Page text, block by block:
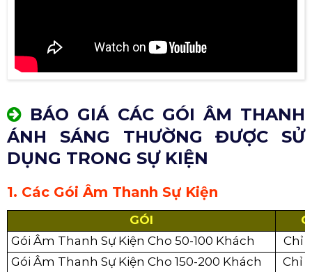
BÁO GIÁ CÁC GÓI ÂM THANH
ÁNH SÁNG THƯỜNG ĐƯỢC SỬ
DỤNG TRONG SỰ KIỆN
1. Các Gói Âm Thanh Sự Kiện
GÓI
Gói Âm Thanh Sự Kiện Cho 50-100 Khách
Chỉ
Gói Âm Thanh Sự Kiện Cho 150-200 Khách
Chỉ